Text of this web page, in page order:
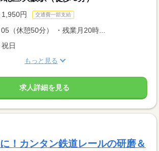
円 交通費一部支給
（休憩50分） ・残業月20時...
日
もっと見る
求人詳細を見る
！カンタン鉄道レールの研磨＆